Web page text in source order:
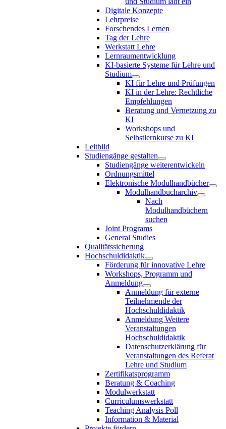
Digitale Konzepte
Lehrpreise
Forschendes Lernen
Tag der Lehre
Werkstatt Lehre
Lernraumentwicklung
KI-basierte Systeme für Lehre und
Studium
KI für Lehre und Prüfungen
KI in der Lehre: Rechtliche
Empfehlungen
Beratung und Vernetzung zu
KI
Workshops und
Selbstlernkurse zu KI
Leitbild
Studiengänge gestalten
Studiengänge weiterentwickeln
Ordnungsmittel
Elektronische Modulhandbücher
Modulhandbucharchiv
Nach
Modulhandbüchern
suchen
Joint Programs
General Studies
Qualitätssicherung
Hochschuldidaktik
Förderung für innovative Lehre
Workshops, Programm und
Anmeldung
Anmeldung für externe
Teilnehmende der
Hochschuldidaktik
Anmeldung Weitere
Veranstaltungen
Hochschuldidaktik
Datenschutzerklärung für
Veranstaltungen des Referat
Lehre und Studium
Zertifikatsprogramm
Beratung & Coaching
Modulwerkstatt
Curriculumswerkstatt
Teaching Analysis Poll
Information & Material